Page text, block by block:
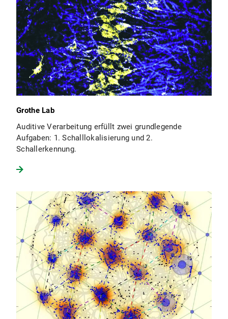
Grothe Lab
Auditive Verarbeitung erfüllt zwei grundlegende
Aufgaben: 1. Schalllokalisierung und 2.
Schallerkennung.